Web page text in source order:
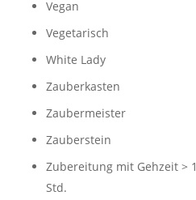
Vegan
Vegetarisch
White Lady
Zauberkasten
Zaubermeister
Zauberstein
Zubereitung mit Gehzeit > 1
Std.